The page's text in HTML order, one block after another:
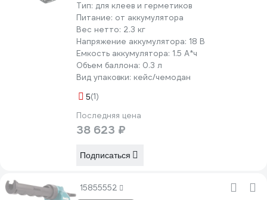
Тип: для клеев и герметиков
Питание: от аккумулятора
Вес нетто: 2.3 кг
Напряжение аккумулятора: 18 В
Емкость аккумулятора: 1.5 А*ч
Объем баллона: 0.3 л
Вид упаковки: кейс/чемодан
5(1)
Последняя цена
38 623 ₽
Подписаться
15855552